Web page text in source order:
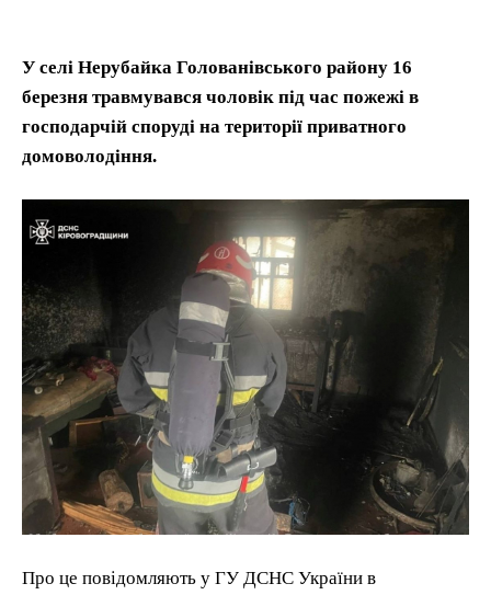
У селі Нерубайка Голованівського району 16
березня травмувався чоловік під час пожежі в
господарчій споруді на території приватного
домоволодіння.
Про це повідомляють у ГУ ДСНС України в